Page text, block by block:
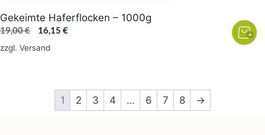
Gekeimte Haferflocken – 1000g
19,00€
Ursprünglicher
Preis
16,15 €Aktueller
zzgl. Versand
1 2 3 4 … 6 7 8 →